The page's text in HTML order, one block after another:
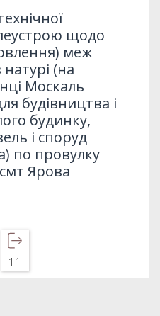
щодо
меж
(на
Москаль
будівництва і
будинку,
і споруд
по провулку
Ярова
11